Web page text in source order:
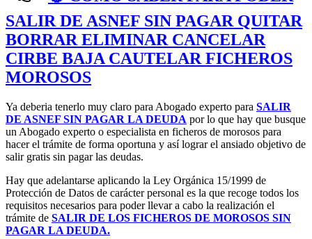
SALIR DE ASNEF SIN PAGAR QUITAR
BORRAR ELIMINAR CANCELAR
CIRBE BAJA CAUTELAR FICHEROS
MOROSOS
Ya deberia tenerlo muy claro para Abogado experto para SALIR
DE ASNEF SIN PAGAR LA DEUDA por lo que hay que busque
un Abogado experto o especialista en ficheros de morosos para
hacer el trámite de forma oportuna y así lograr el ansiado objetivo de
salir gratis sin pagar las deudas.
Hay que adelantarse aplicando la Ley Orgánica 15/1999 de
Protección de Datos de carácter personal es la que recoge todos los
requisitos necesarios para poder llevar a cabo la realización el
trámite de SALIR DE LOS FICHEROS DE MOROSOS SIN
PAGAR LA DEUDA.